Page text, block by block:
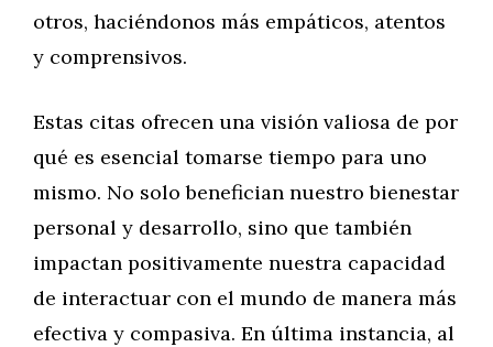
otros, haciéndonos más empáticos, atentos
y comprensivos.
Estas citas ofrecen una visión valiosa de por
qué es esencial tomarse tiempo para uno
mismo. No solo benefician nuestro bienestar
personal y desarrollo, sino que también
impactan positivamente nuestra capacidad
de interactuar con el mundo de manera más
efectiva y compasiva. En última instancia, al